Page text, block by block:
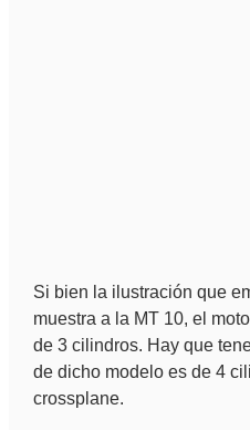
Si bien la ilustración que
muestra a la MT 10, el
de 3 cilindros. Hay que
de dicho modelo es de 4
crossplane.